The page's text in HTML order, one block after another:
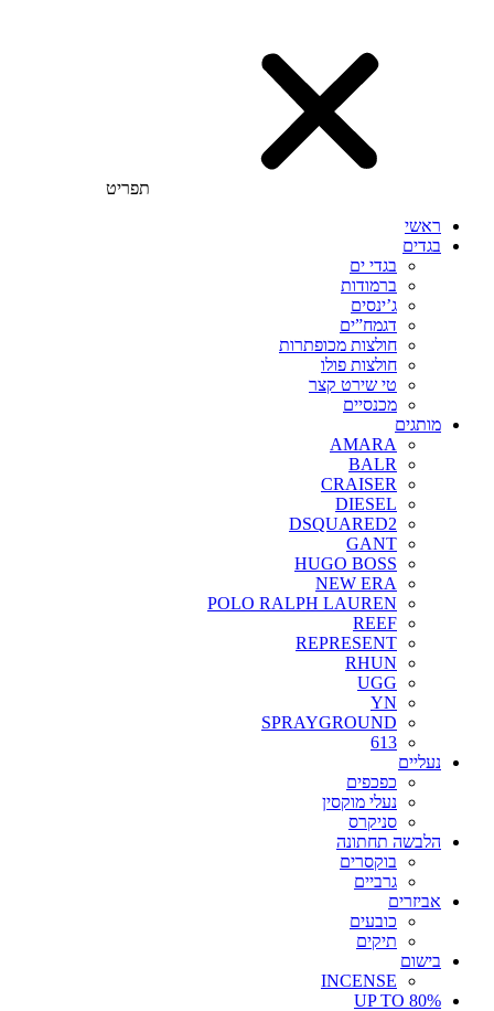
תפריט
ראשי
בגדים
בגדי ים
ברמודות
ג’ינסים
דגמח”ים
חולצות מכופתרות
חולצות פולו
טי שירט קצר
מכנסיים
מותגים
AMARA
BALR
CRAISER
DIESEL
DSQUARED2
GANT
HUGO BOSS
NEW ERA
POLO RALPH LAUREN
REEF
REPRESENT
RHUN
UGG
YN
SPRAYGROUND
613
נעליים
כפכפים
נעלי מוקסין
סניקרס
הלבשה תחתונה
בוקסרים
גרביים
אביזרים
כובעים
תיקים
בישום
INCENSE
UP TO 80%